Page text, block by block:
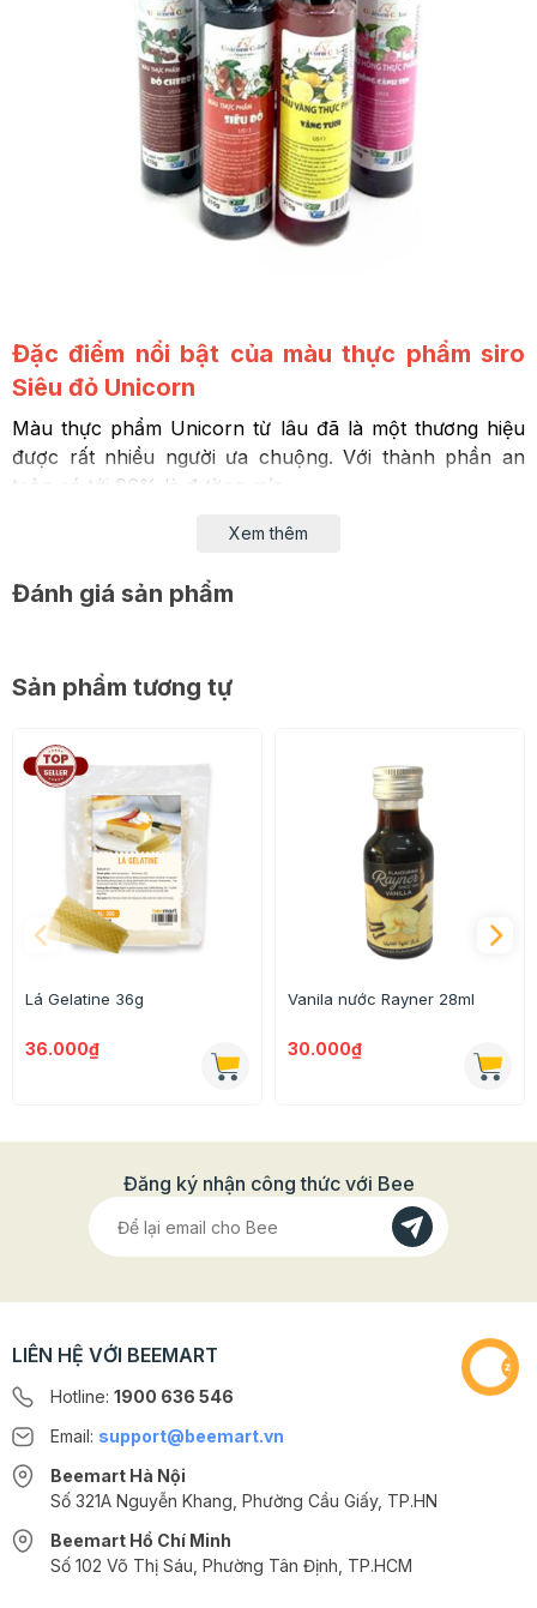
Đặc điểm nổi bật của màu thực phẩm siro
Siêu đỏ Unicorn
Màu thực phẩm Unicorn từ lâu đã là một thương hiệu
được rất nhiều người ưa chuộng. Với thành phần an
toàn có tới 96% là đường mía.
Màu thực phẩm siro Siêu đỏ Unicorn
được sản xuất
bảo các sản phẩm được sản xuất hoàn toàn tự nhiên
không chứa hóa chất dộc hại an toàn với sức khỏe.
Xem thêm
Đánh giá sản phẩm
Sản phẩm tương tự
Lá Gelatine 36g
36.000₫
Vanila nước Rayner 28ml
30.000₫
Đăng ký nhận công thức với Bee
LIÊN HỆ VỚI BEEMART
Hotline: 1900 636 546
Email: support@beemart.vn
Beemart Hà Nội
Số 321A Nguyễn Khang, Phường Cầu Giấy, TP.HN
Beemart Hồ Chí Minh
Số 102 Võ Thị Sáu, Phường Tân Định, TP.HCM